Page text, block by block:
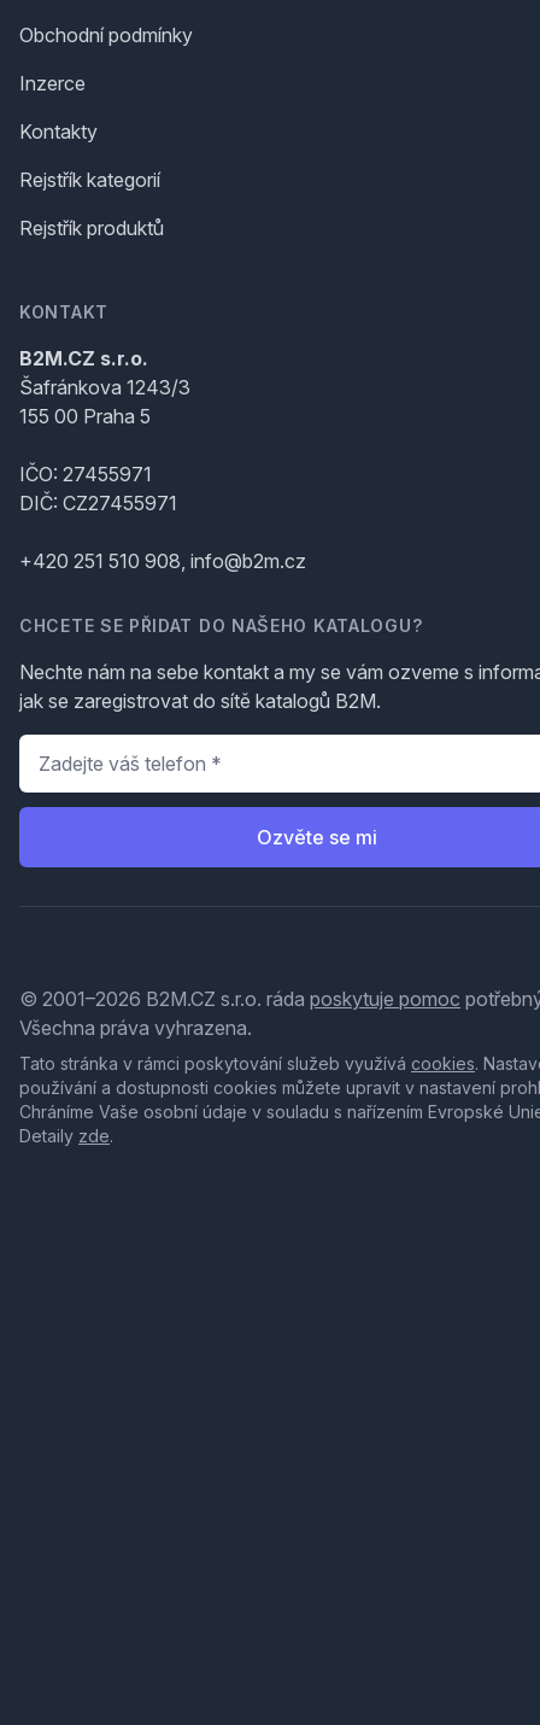
Obchodní podmínky
Inzerce
Kontakty
Rejstřík kategorií
Rejstřík produktů
KONTAKT
B2M.CZ s.r.o.
Šafránkova 1243/3
155 00 Praha 5
IČO: 27455971
DIČ: CZ27455971
+420 251 510 908, info@b2m.cz
CHCETE SE PŘIDAT DO NAŠEHO KATALOGU?
Nechte nám na sebe kontakt a my se vám ozveme s
jak se zaregistrovat do sítě katalogů B2M.
Telefon
Ozvěte se mi
© 2001–2026 B2M.CZ s.r.o. ráda poskytuje pomoc
Všechna práva vyhrazena.
Tato stránka v rámci poskytování služeb využívá cookies.
používání a dostupnosti cookies můžete upravit v nastavení
Chráníme Vaše osobní údaje v souladu s nařízením Evropské
Detaily zde.